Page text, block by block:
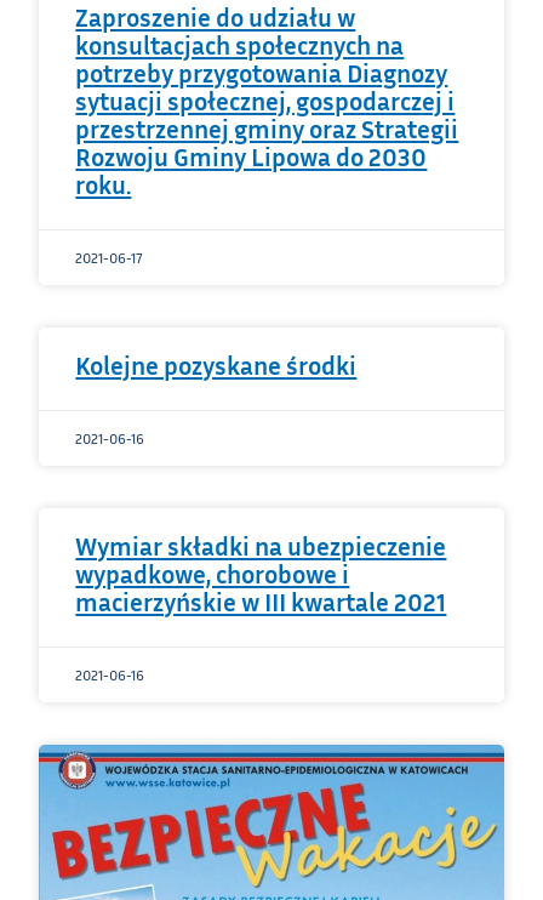
Zaproszenie do udziału w
konsultacjach społecznych na
potrzeby przygotowania Diagnozy
sytuacji społecznej, gospodarczej i
przestrzennej gminy oraz Strategii
Rozwoju Gminy Lipowa do 2030
roku.
2021-06-17
Kolejne pozyskane środki
2021-06-16
Wymiar składki na ubezpieczenie
wypadkowe, chorobowe i
macierzyńskie w III kwartale 2021
2021-06-16